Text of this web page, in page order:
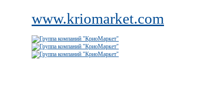
www.kriomarket.com